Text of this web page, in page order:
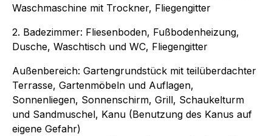
Waschmaschine mit Trockner, Fliegengitter
2. Badezimmer: Fliesenboden, Fußbodenheizung,
Dusche, Waschtisch und WC, Fliegengitter
Außenbereich: Gartengrundstück mit teilüberdachter
Terrasse, Gartenmöbeln und Auflagen,
Sonnenliegen, Sonnenschirm, Grill, Schaukelturm
und Sandmuschel, Kanu (Benutzung des Kanus auf
eigene Gefahr)